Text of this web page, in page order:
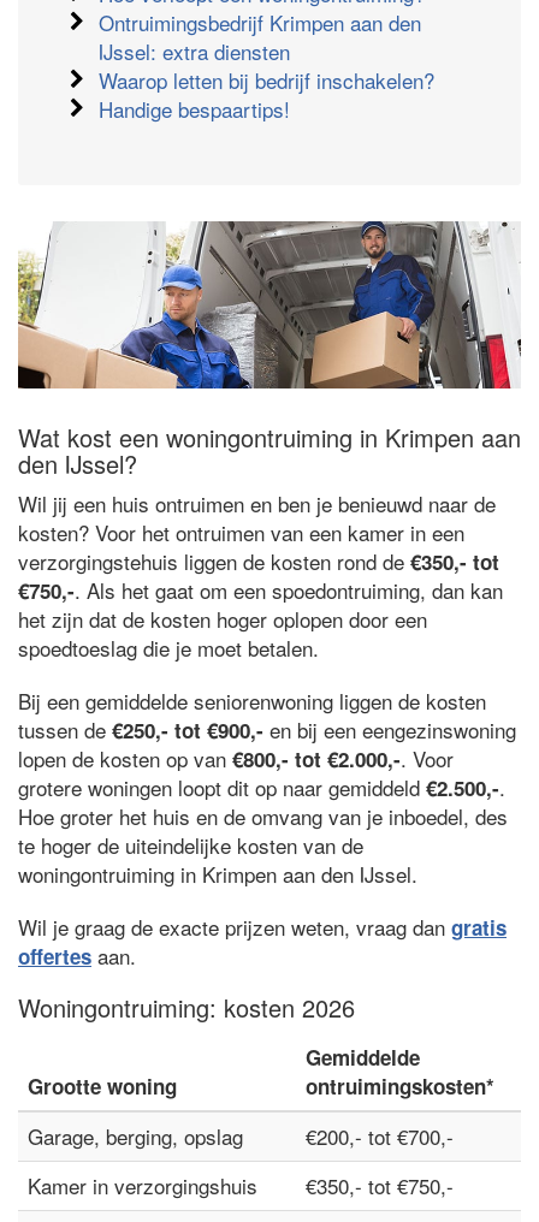
Ontruimingsbedrijf Krimpen aan den
IJssel: extra diensten
Waarop letten bij bedrijf inschakelen?
Handige bespaartips!
Wat kost een woningontruiming in Krimpen aan
den IJssel?
Wil jij een huis ontruimen en ben je benieuwd naar de
kosten? Voor het ontruimen van een kamer in een
verzorgingstehuis liggen de kosten rond de €350,- tot
€750,-. Als het gaat om een spoedontruiming, dan kan
het zijn dat de kosten hoger oplopen door een
spoedtoeslag die je moet betalen.
Bij een gemiddelde seniorenwoning liggen de kosten
tussen de €250,- tot €900,- en bij een eengezinswoning
lopen de kosten op van €800,- tot €2.000,-. Voor
grotere woningen loopt dit op naar gemiddeld €2.500,-.
Hoe groter het huis en de omvang van je inboedel, des
te hoger de uiteindelijke kosten van de
woningontruiming in Krimpen aan den IJssel.
Wil je graag de exacte prijzen weten, vraag dan gratis
offertes aan.
Woningontruiming: kosten 2026
Grootte woning
Gemiddelde
ontruimingskosten*
Garage, berging, opslag
€200,- tot €700,-
Kamer in verzorgingshuis
€350,- tot €750,-